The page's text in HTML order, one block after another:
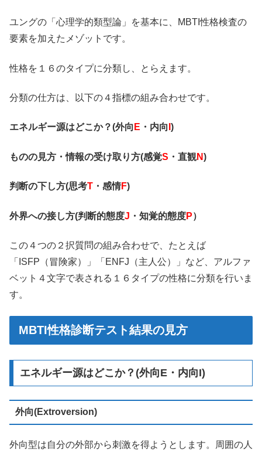
ユングの「心理学的類型論」を基本に、MBTI性格検査の
要素を加えたメゾットです。
性格を１６のタイプに分類し、とらえます。
分類の仕方は、以下の４指標の組み合わせです。
エネルギー源はどこか？(外向 E ・内向 )
ものの見方・情報の受け取り方(感覚S ・直観N)
判断の下し方(思考T ・感情F)
外界への接し方(判断的態度J ・知覚的態度P）
この４つの２択質問の組み合わせで、たとえば
「ISFP（冒険家）」「ENFJ（主人公）」など、アルファ
ベット４文字で表される１６タイプの性格に分類を行いま
す。
MBTI性格診断テスト結果の見方
エネルギー源はどこか？(外向E・内向I)
外向(Extroversion)
外向型は自分の外部から刺激を得ようとします。周囲の人